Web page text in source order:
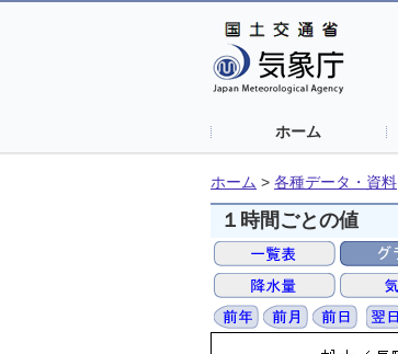
ホーム
ホーム > 各種データ・資料
１時間ごとの値